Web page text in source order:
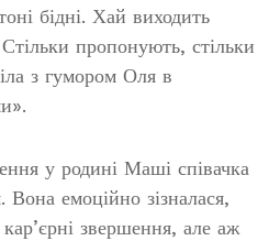
бідні. Хай виходить
пропонують, стільки
з гумором Оля в
у родині Маші співачка
емоційно зізналася,
звершення, але аж